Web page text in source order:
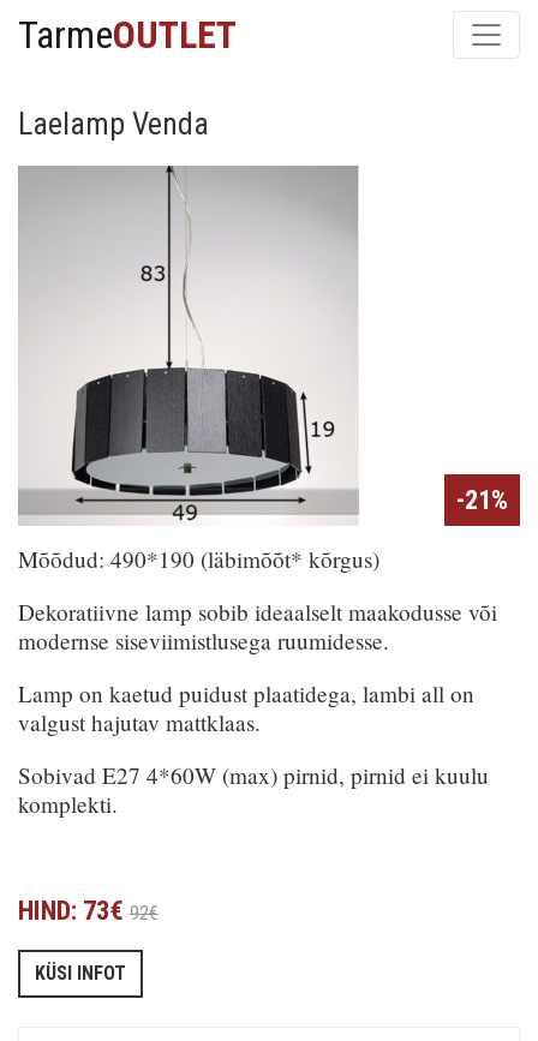
TarmeOUTLET
Laelamp Venda
-21%
Mõõdud: 490*190 (läbimõõt* kõrgus)
Dekoratiivne lamp sobib ideaalselt maakodusse või
modernse siseviimistlusega ruumidesse.
Lamp on kaetud puidust plaatidega, lambi all on
valgust hajutav mattklaas.
Sobivad E27 4*60W (max) pirnid, pirnid ei kuulu
komplekti.
HIND: 73€ 92€
KÜSI INFOT